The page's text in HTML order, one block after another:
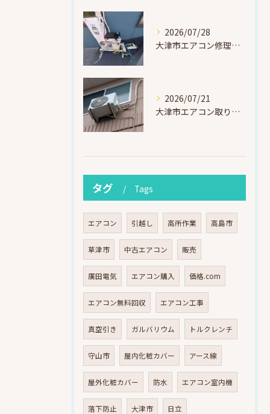
2026/07/28
大津市エアコン修理｜冷媒漏れを特定！高所作業で東芝RAS-F221ARTを修理・ガスチャージ
2026/07/21
大津市エアコン取り付け｜他社で断られたマンション3階の壁面アングル高所作業（ハイセンス HA-J22H-W・プレジーオビワコ）
タグ Tags
エアコン 引越し 高所作業 高島市
草津市 中古エアコン 販売
廣田電気 エアコン購入 価格.com
エアコン無料回収 エアコン工事
真空引き ガルバリウム トルクレンチ
守山市 屋内化粧カバー アース線
屋外化粧カバー 防水 エアコン室内機
落下防止 大津市 日立